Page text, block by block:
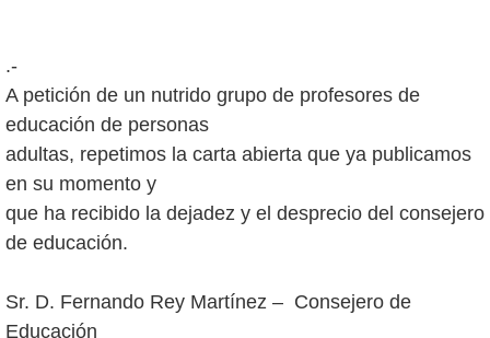
.-
A petición de un nutrido grupo de profesores de
educación de personas
adultas, repetimos la carta abierta que ya publicamos
en su momento y
que ha recibido la dejadez y el desprecio del consejero
de educación.
Sr. D. Fernando Rey Martínez – Consejero de
Educación